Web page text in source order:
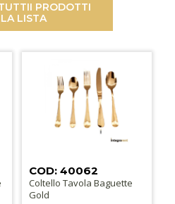
I PRODOTTI
LISTA
COD: 40062
Coltello Tavola Baguette
Gold